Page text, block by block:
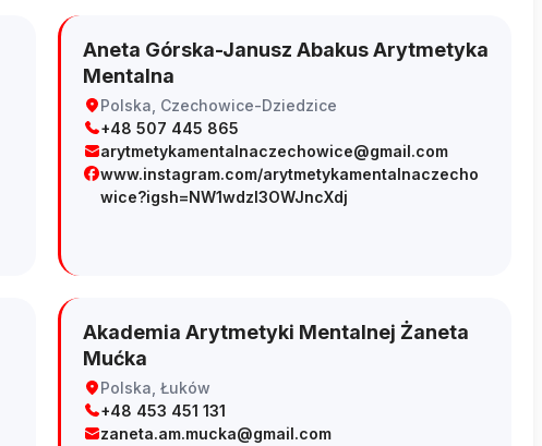
Aneta Górska-Janusz Abakus Arytmetyka
Mentalna
Polska, Czechowice-Dziedzice
+48 507 445 865
arytmetykamentalnaczechowice@gmail.com
www.instagram.com/arytmetykamentalnaczecho
wice?igsh=NW1wdzI3OWJncXdj
Akademia Arytmetyki Mentalnej Żaneta
Mućka
Polska, Łuków
+48 453 451 131
zaneta.am.mucka@gmail.com